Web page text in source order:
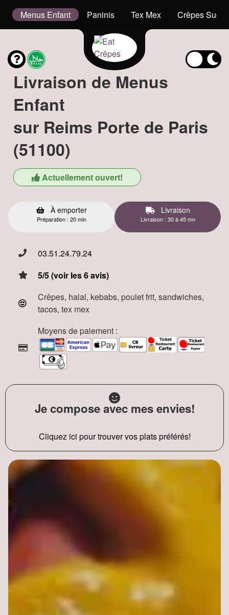
Menus Enfant Paninis Tex Mex Crêpes
Livraison de Menus
Enfant
sur Reims Porte de Paris
(51100)
Actuellement ouvert!
À emporter
Préparation : 20 min
Livraison
Livraison : 30 à 45 mn
03.51.24.79.24
5/5 (voir les 6 avis)
Crêpes, halal, kebabs, poulet frit, sandwiches,
tacos, tex mex
Moyens de paiement :
Je compose avec mes envies!
Cliquez ici pour trouver vos plats préférés!